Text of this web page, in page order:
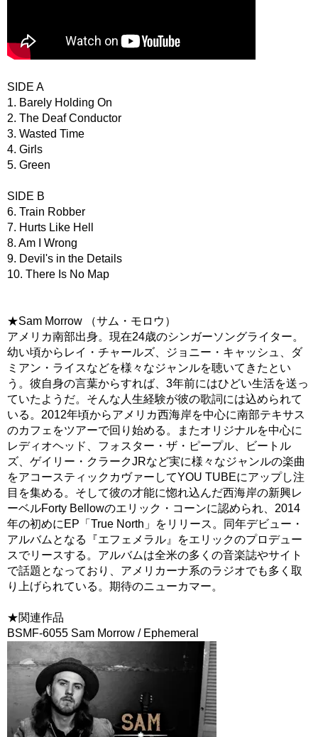
SIDE A
1. Barely Holding On
2. The Deaf Conductor
3. Wasted Time
4. Girls
5. Green
SIDE B
6. Train Robber
7. Hurts Like Hell
8. Am I Wrong
9. Devil's in the Details
10. There Is No Map
★Sam Morrow （サム・モロウ）
アメリカ南部出身。現在24歳のシンガーソングライター。
幼い頃からレイ・チャールズ、ジョニー・キャッシュ、ダ
ミアン・ライスなどを様々なジャンルを聴いてきたとい
う。彼自身の言葉からすれば、3年前にはひどい生活を送っ
ていたようだ。そんな人生経験が彼の歌詞には込められて
いる。2012年頃からアメリカ西海岸を中心に南部テキサス
のカフェをツアーで回り始める。またオリジナルを中心に
レディオヘッド、フォスター・ザ・ピープル、ビートル
ズ、ゲイリー・クラークJRなど実に様々なジャンルの楽曲
をアコースティックカヴァーしてYOU TUBEにアップし注
目を集める。そして彼の才能に惚れ込んだ西海岸の新興レ
ーベルForty Bellowのエリック・コーンに認められ、2014
年の初めにEP「True North」をリリース。同年デビュー・
アルバムとなる『エフェメラル』をエリックのプロデュー
スでリースする。アルバムは全米の多くの音楽誌やサイト
で話題となっており、アメリカーナ系のラジオでも多く取
り上げられている。期待のニューカマー。
★関連作品
BSMF-6055 Sam Morrow / Ephemeral